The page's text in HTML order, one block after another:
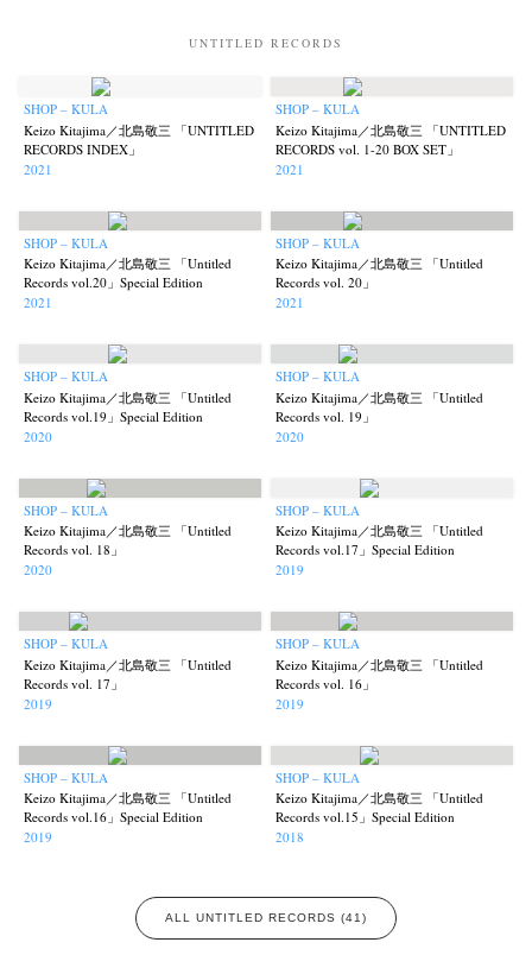
UNTITLED RECORDS
SHOP – KULA
Keizo Kitajima／北島敬三 「UNTITLED
RECORDS INDEX」
2021
SHOP – KULA
Keizo Kitajima／北島敬三 「UNTITLED
RECORDS vol. 1-20 BOX SET」
2021
SHOP – KULA
Keizo Kitajima／北島敬三 「Untitled
Records vol.20」Special Edition
2021
SHOP – KULA
Keizo Kitajima／北島敬三 「Untitled
Records vol. 20」
2021
SHOP – KULA
Keizo Kitajima／北島敬三 「Untitled
Records vol.19」Special Edition
2020
SHOP – KULA
Keizo Kitajima／北島敬三 「Untitled
Records vol. 19」
2020
SHOP – KULA
Keizo Kitajima／北島敬三 「Untitled
Records vol. 18」
2020
SHOP – KULA
Keizo Kitajima／北島敬三 「Untitled
Records vol.17」Special Edition
2019
SHOP – KULA
Keizo Kitajima／北島敬三 「Untitled
Records vol. 17」
2019
SHOP – KULA
Keizo Kitajima／北島敬三 「Untitled
Records vol. 16」
2019
SHOP – KULA
Keizo Kitajima／北島敬三 「Untitled
Records vol.16」Special Edition
2019
SHOP – KULA
Keizo Kitajima／北島敬三 「Untitled
Records vol.15」Special Edition
2018
ALL UNTITLED RECORDS (41)